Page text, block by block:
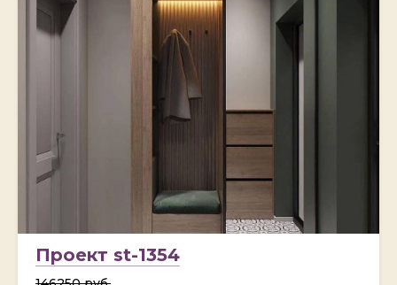
Проект st-1354